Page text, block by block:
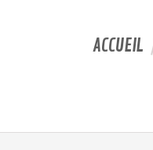
ACCUEIL